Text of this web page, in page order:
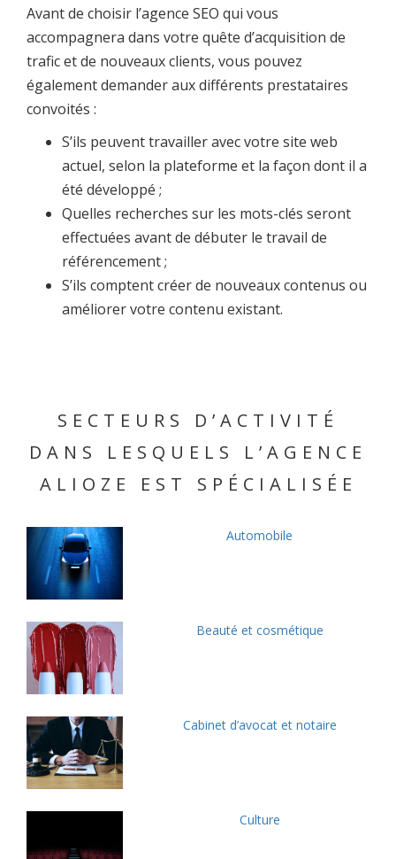
Avant de choisir l’agence SEO qui vous
accompagnera dans votre quête d’acquisition de
trafic et de nouveaux clients, vous pouvez
également demander aux différents prestataires
convoités :
S’ils peuvent travailler avec votre site web
actuel, selon la plateforme et la façon dont il a
été développé ;
Quelles recherches sur les mots-clés seront
effectuées avant de débuter le travail de
référencement ;
S’ils comptent créer de nouveaux contenus ou
améliorer votre contenu existant.
SECTEURS D’ACTIVITÉ
DANS LESQUELS L’AGENCE
ALIOZE EST SPÉCIALISÉE
Automobile
Beauté et cosmétique
Cabinet d’avocat et notaire
Culture